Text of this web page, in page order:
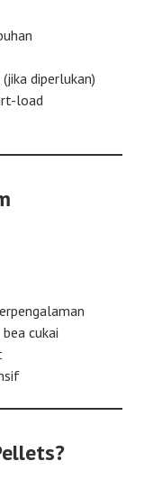
diperlukan)
load
cukai